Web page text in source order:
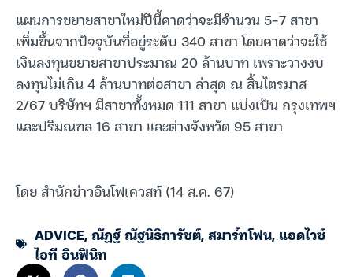
แผนการขยายสาขาใหม่ปีนี้คาดว่าจะมีจำนวน 5-7 สาขา
เพิ่มขึ้นจากปัจจุบันที่อยู่ระดับ 340 สาขา โดยคาดว่าจะใช้
เงินลงทุนขยายสาขาประมาณ 20 ล้านบาท เพราะวางงบ
ลงทุนไม่เกิน 4 ล้านบาทต่อสาขา ล่าสุด ณ สิ้นไตรมาส
2/67 บริษัทฯ มีสาขาทั้งหมด 111 สาขา แบ่งเป็น กรุงเทพฯ
และปริมณฑล 16 สาขา และต่างจังหวัด 95 สาขา
โดย สำนักข่าวอินโฟเควสท์ (14 ส.ค. 67)
ADVICE,ณัฏฐ์ ณัฐนิธิการัชต์,สมาร์ทโฟน, แอดไวซ์
ไอที อินฟินิท